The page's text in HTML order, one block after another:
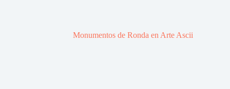
Monumentos de Ronda en Arte Ascii